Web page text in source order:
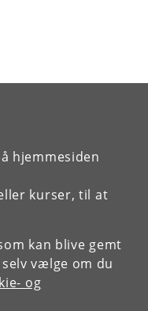
hjemmesiden
kurser, til at
kan blive gemt
vælge om du
og